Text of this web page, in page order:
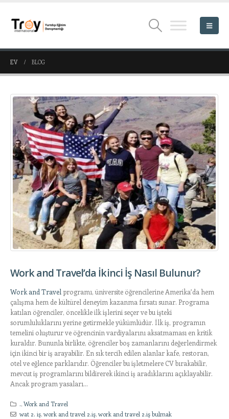
EV BLOG
Work and Travel’da İkinci İş Nasıl Bulunur?
Work and Travel programı, üniversite öğrencilerine Amerika’da hem
çalışma hem de kültürel deneyim kazanma fırsatı sunar. Programa
katılan öğrenciler, öncelikle ilk işlerini seçer ve bu işteki
sorumluluklarını yerine getirmekle yükümlüdür. İlk iş, programın
temelini oluşturur ve öğrencinin vardiyalarını aksatmaması en kritik
kuraldır. Bununla birlikte, öğrenciler boş zamanlarını değerlendirmek
için ikinci bir iş arayabilir. En sık tercih edilen alanlar kafe, restoran,
otel ve eğlence parklarıdır. Öğrenciler bu işletmelere CV bırakabilir,
mevcut iş programlarını bildirerek ikinci iş aradıklarını açıklayabilir.
Ancak program yasaları...
.,Work and Travel
wat 2. iş,work and travel 2.iş,work and travel 2.iş bulmak